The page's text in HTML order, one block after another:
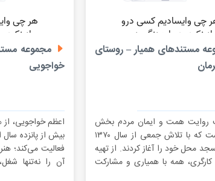
مستندهای همیار – روستای
روایت همت و ایمان مردم بخش
چترود است که با تلاش جمعی از سال ۱۳۷۰
محل خود را آغاز کردند. از تهیه
کارگری، همه با همیاری و مشارکت
مجموعه
خواجویی
اعظم خواجویی، از
بیش از پانزده
فعالیت می‌کند؛
آن را نه‌تنها